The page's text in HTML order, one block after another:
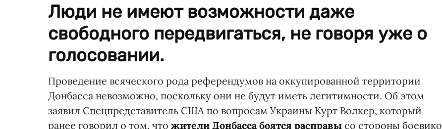
Люди не имеют возможности даже
свободного передвигаться, не говоря уже о
голосовании.
Проведение всяческого рода референдумов на оккупированной территории
Донбасса невозможно, поскольку они не будут иметь легитимности. Об этом
заявил Спецпредставитель США по вопросам Украины Курт Волкер, который
ранее говорил о том, что жители Донбасса боятся расправы со стороны